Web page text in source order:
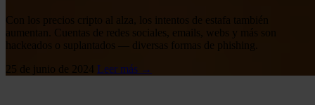
Con los precios cripto al alza, los intentos de estafa también
aumentan. Cuentas de redes sociales, emails, webs y más son
hackeados o suplantados — diversas formas de phishing.
25 de junio de 2024 Leer más →